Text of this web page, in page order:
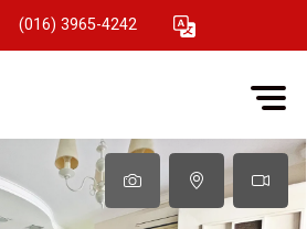
(016) 3965-4242